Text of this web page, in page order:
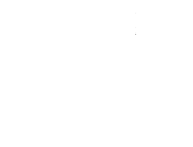
Cena
575,00 €